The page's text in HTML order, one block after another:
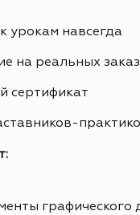
урокам навсегда
на реальных
сертификат
графического